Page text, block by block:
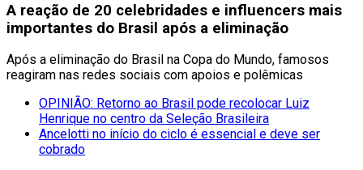
A reação de 20 celebridades e influencers mais
importantes do Brasil após a eliminação
Após a eliminação do Brasil na Copa do Mundo, famosos
reagiram nas redes sociais com apoios e polêmicas
OPINIÃO: Retorno ao Brasil pode recolocar Luiz
Henrique no centro da Seleção Brasileira
Ancelotti no início do ciclo é essencial e deve ser
cobrado